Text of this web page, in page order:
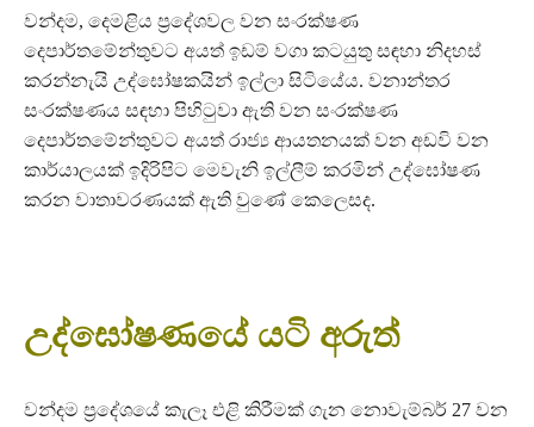
වන්දම, දෙමළිය ප්‍රදේශවල වන සංරක්ෂණ
දෙපාර්තමේන්තුවට අයත් ඉඩම් වගා කටයුතු සඳහා නිදහස්
කරන්නැයි උද්ඝෝෂකයින් ඉල්ලා සිටියේය. වනාන්තර
සංරක්ෂණය සඳහා පිහිටුවා ඇති වන සංරක්ෂණ
දෙපාර්තමේන්තුවට අයත් රාජ්‍ය ආයතනයක් වන අඩවි වන
කාර්යාලයක් ඉදිරිපිට මෙවැනි ඉල්ලීම් කරමින් උද්ඝෝෂණ
කරන වාතාවරණයක් ඇති වුණේ කෙලෙසද.
උද්ඝෝෂණයේ යටි අරුත්
වන්දම ප්‍රදේශයේ කැලෑ එළි කිරීමක් ගැන නොවැම්බර් 27 වන